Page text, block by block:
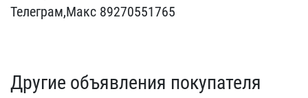
Телеграм,Макс 89270​551765
Другие объявления покупателя